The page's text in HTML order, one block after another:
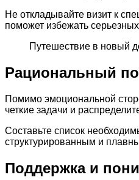
Не откладывайте визит к
поможет избежать
Путешествие в новый
Рациональный
Помимо эмоциональной
четкие задачи и
Составьте список
структурированным и
Поддержка и